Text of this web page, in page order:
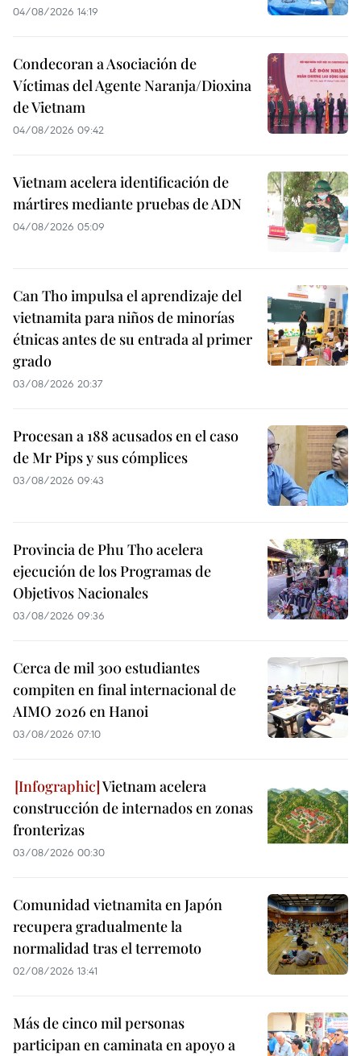
04/08/2026 14:19
Condecoran a Asociación de
Víctimas del Agente Naranja/Dioxina
de Vietnam
04/08/2026 09:42
Vietnam acelera identificación de
mártires mediante pruebas de ADN
04/08/2026 05:09
Can Tho impulsa el aprendizaje del
vietnamita para niños de minorías
étnicas antes de su entrada al primer
grado
03/08/2026 20:37
Procesan a 188 acusados en el caso
de Mr Pips y sus cómplices
03/08/2026 09:43
Provincia de Phu Tho acelera
ejecución de los Programas de
Objetivos Nacionales
03/08/2026 09:36
Cerca de mil 300 estudiantes
compiten en final internacional de
AIMO 2026 en Hanoi
03/08/2026 07:10
Vietnam acelera
construcción de internados en zonas
fronterizas
03/08/2026 00:30
Comunidad vietnamita en Japón
recupera gradualmente la
normalidad tras el terremoto
02/08/2026 13:41
Más de cinco mil personas
participan en caminata en apoyo a